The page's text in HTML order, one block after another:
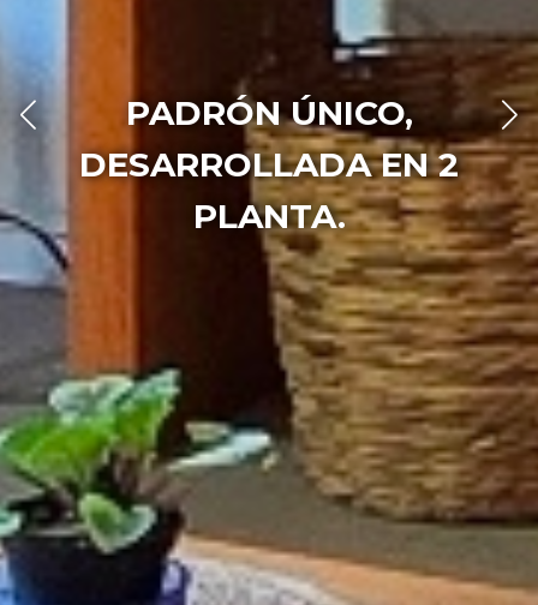
PADRÓN ÚNICO,
DESARROLLADA EN 2
PLANTA.